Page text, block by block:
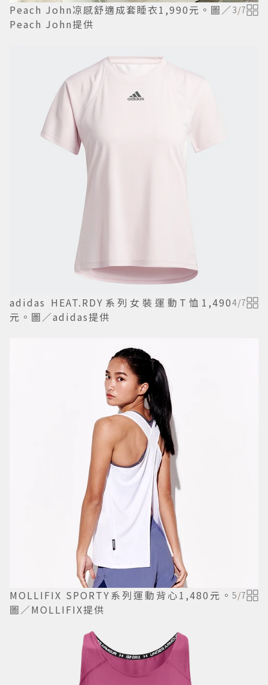
Peach John凉感舒適成套睡衣1,990元。圖／
Peach John提供
3/7
adidas HEAT.RDY系列女裝運動T恤1,490
元。圖／adidas提供
4/7
MOLLIFIX SPORTY系列運動背心1,480元。
圖／MOLLIFIX提供
5/7